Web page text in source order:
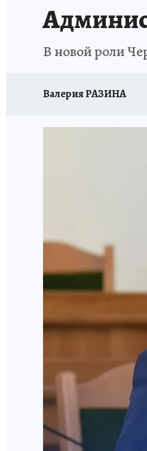
В новой роли
Валерия РАЗИНА